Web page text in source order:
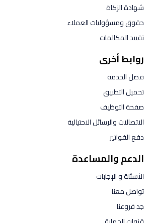
شهادة الزكاة
حقوق ومسؤوليات العملاء
تقييد المكالمات
روابط أخرى
فصل الخدمة
تحميل التطبيق
صفحة التوظيف
الاتصالات والرسائل الاحتيالية
دفع الفواتير
الدعم والمساعدة
الأسئلة و الإجابات
تواصل معنا
جد فروعنا